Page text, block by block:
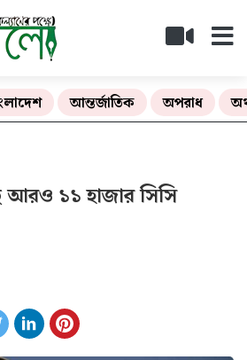
আন্তর্জাতিক অপরাধ
আরও ১১ হাজার সিসি